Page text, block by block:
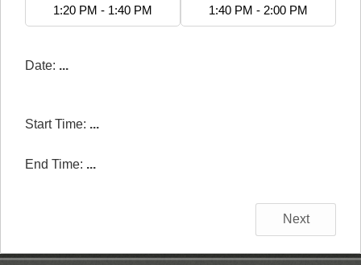
1:20 PM - 1:40 PM 1:40 PM - 2:00 PM
Date: ...
Start Time: ...
End Time: ...
Next